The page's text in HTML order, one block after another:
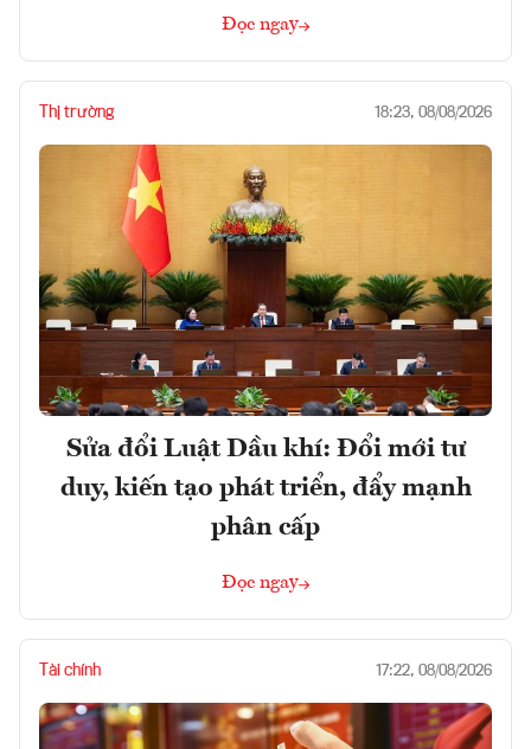
Đọc ngay
Thị trường 18:23, 08/08/2026
Sửa đổi Luật Dầu khí: Đổi mới tư
duy, kiến tạo phát triển, đẩy mạnh
phân cấp
Đọc ngay
Tài chính 17:22, 08/08/2026